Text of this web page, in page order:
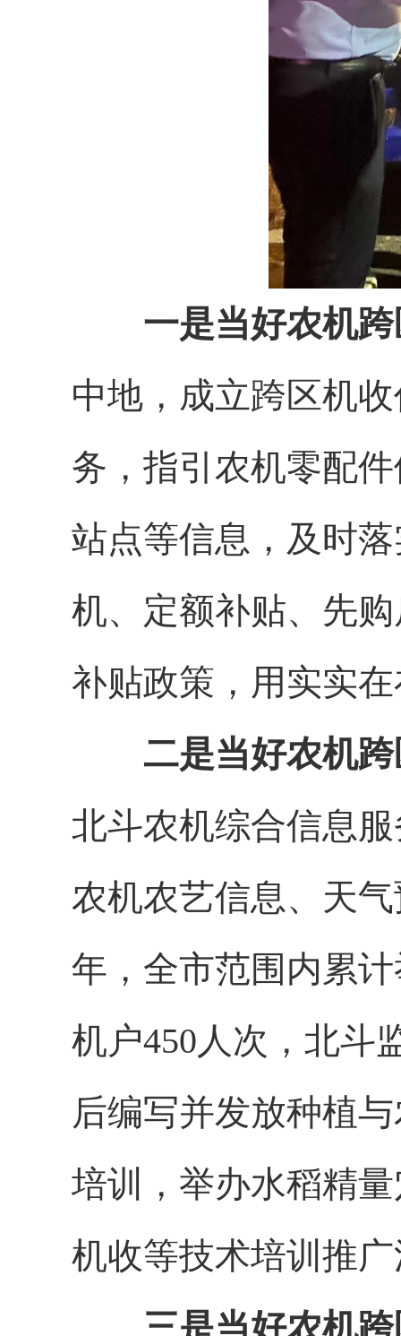
一是当好农机
中地，成立跨区机
务，指引农机零配
站点等信息，及时
机、定额补贴、先
补贴政策，用实实
二是当好农机
北斗农机综合信息
农机农艺信息、天
年，全市范围内累
机户450人次，北斗
后编写并发放种植
培训，举办水稻精
机收等技术培训推
三是当好农机